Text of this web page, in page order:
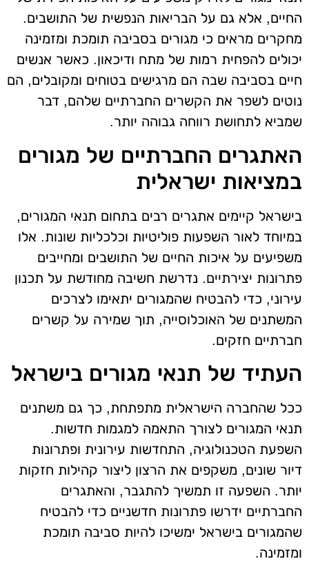
החיים, אלא גם על הבריאות הנפשית של התושבים.
מחקרים מראים כי מגורים בסביבה תומכת ומזמינה
יכולים להפחית רמות של מתח ודיכאון. כאשר אנשים
חיים בסביבה שבה הם מרגישים בטוחים ומקובלים, הם
נוטים לשפר את הקשרים החברתיים שלהם, דבר
שמביא לתחושת רווחה גבוהה יותר.
האתגרים החברתיים של מגורים
במציאות ישראלית
בישראל קיימים אתגרים רבים בתחום תנאי המגורים,
במיוחד לאור השפעות פוליטיות וכלכליות שונות. אלו
משפיעים על איכות החיים של התושבים ומחייבים
פתרונות יצירתיים. נדרשת חשיבה מחודשת על תכנון
עירוני, כדי להבטיח שהמגורים יתאימו לצרכים
המשתנים של האוכלוסייה, תוך שמירה על קשרים
חברתיים חזקים.
העתיד של תנאי מגורים בישראל
ככל שהחברה הישראלית מתפתחת, כך גם משתנים
תנאי המגורים לצורך התאמה למגמות חדשות.
השפעת הטכנולוגיה, התחדשות עירונית ופתרונות
דיור שונים, משקפים את הרצון ליצור קהילות חזקות
יותר. השפעה זו תמשיך להתגבר, והאתגרים
החברתיים ידרשו פתרונות חדשניים כדי להבטיח
שהמגורים בישראל ימשיכו להיות סביבה תומכת
ומזמינה.